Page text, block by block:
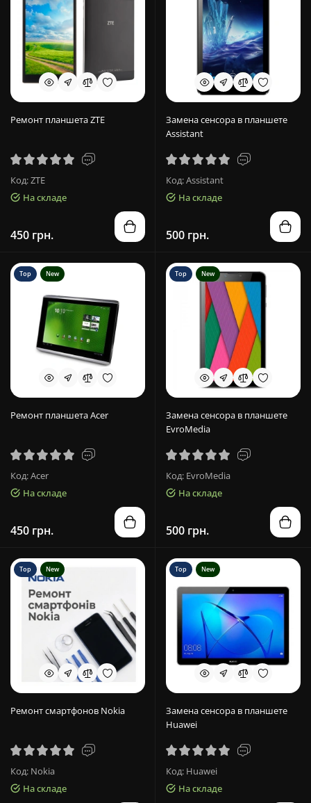
Ремонт планшета ZTE
Код: ZTE
На складе
450 грн.
Замена сенсора в планшете
Assistant
Код: Assistant
На складе
500 грн.
Top New
Ремонт планшета Acer
Код: Acer
На складе
450 грн.
Top New
Замена сенсора в планшете
EvroMedia
Код: EvroMedia
На складе
500 грн.
Top New
Ремонт смартфонов Nokia
Код: Nokia
На складе
Top New
Замена сенсора в планшете
Huawei
Код: Huawei
На складе